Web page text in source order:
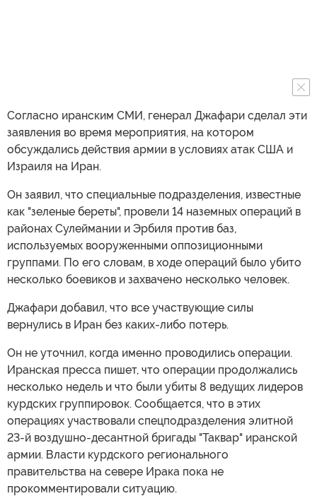
Согласно иранским СМИ, генерал Джафари сделал эти
заявления во время мероприятия, на котором
обсуждались действия армии в условиях атак США и
Израиля на Иран.
Он заявил, что специальные подразделения, известные
как "зеленые береты", провели 14 наземных операций в
районах Сулеймании и Эрбиля против баз,
используемых вооруженными оппозиционными
группами. По его словам, в ходе операций было убито
несколько боевиков и захвачено несколько человек.
Джафари добавил, что все участвующие силы
вернулись в Иран без каких-либо потерь.
Он не уточнил, когда именно проводились операции.
Иранская пресса пишет, что операции продолжались
несколько недель и что были убиты 8 ведущих лидеров
курдских группировок. Сообщается, что в этих
операциях участвовали спецподразделения элитной
23-й воздушно-десантной бригады "Таквар" иранской
армии. Власти курдского регионального
правительства на севере Ирака пока не
прокомментировали ситуацию.